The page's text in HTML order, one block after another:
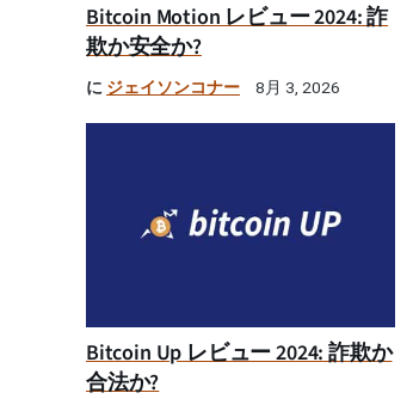
Bitcoin Motion レビュー 2024: 詐
欺か安全か?
に ジェイソンコナー 8月 3, 2026
Bitcoin Up レビュー 2024: 詐欺か
合法か?